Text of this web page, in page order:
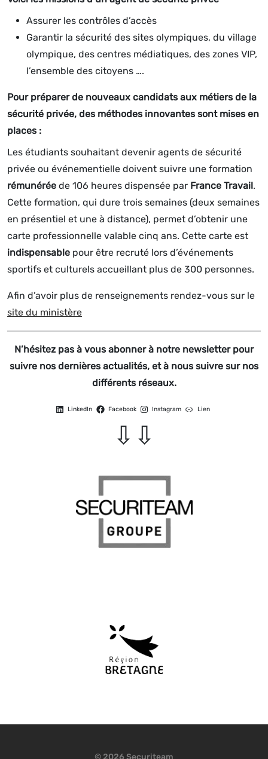
Assurer les contrôles d’accès
Garantir la sécurité des sites olympiques, du village
olympique, des centres médiatiques, des zones VIP,
l’ensemble des citoyens ….
Pour préparer de nouveaux candidats aux métiers de la
sécurité privée, des méthodes innovantes sont mises en
places :
Les étudiants souhaitant devenir agents de sécurité
privée ou événementielle doivent suivre une formation
rémunérée de 106 heures dispensée par France Travail.
Cette formation, qui dure trois semaines (deux semaines
en présentiel et une à distance), permet d’obtenir une
carte professionnelle valable cinq ans. Cette carte est
indispensable pour être recruté lors d’événements
sportifs et culturels accueillant plus de 300 personnes.
Afin d’avoir plus de renseignements rendez-vous sur le
site du ministère
N’hésitez pas à vous abonner à notre newsletter pour
suivre nos dernières actualités, et à nous suivre sur nos
différents réseaux.
LinkedIn Facebook Instagram Lien
⇩⇩